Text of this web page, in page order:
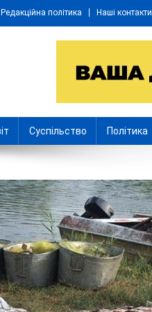
Редакційна політика Наші контакти
Суспільство Політика